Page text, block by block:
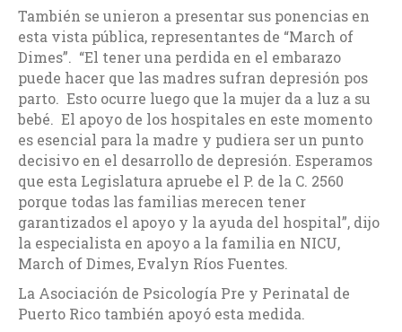
También se unieron a presentar sus ponencias en
esta vista pública, representantes de “March of
Dimes”. “El tener una perdida en el embarazo
puede hacer que las madres sufran depresión pos
parto. Esto ocurre luego que la mujer da a luz a su
bebé. El apoyo de los hospitales en este momento
es esencial para la madre y pudiera ser un punto
decisivo en el desarrollo de depresión. Esperamos
que esta Legislatura apruebe el P. de la C. 2560
porque todas las familias merecen tener
garantizados el apoyo y la ayuda del hospital”, dijo
la especialista en apoyo a la familia en NICU,
March of Dimes, Evalyn Ríos Fuentes.
La Asociación de Psicología Pre y Perinatal de
Puerto Rico también apoyó esta medida.